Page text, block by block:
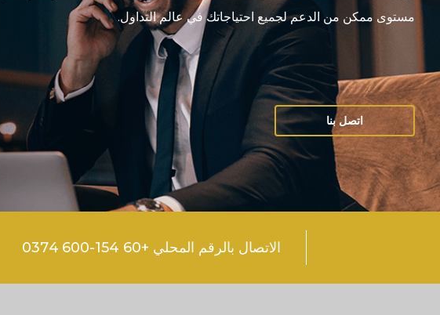
مستوى ممكن من الدعم لجميع احتياجاتك في عالم التداول.
اتصل بنا
الاتصال بالرقم المحلي +60 154-600 0374